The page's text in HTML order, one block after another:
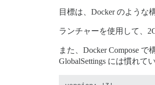
目標は、Docker のような
ランチャーを使用して、
また、Docker Compose
GlobalSettings には慣れて